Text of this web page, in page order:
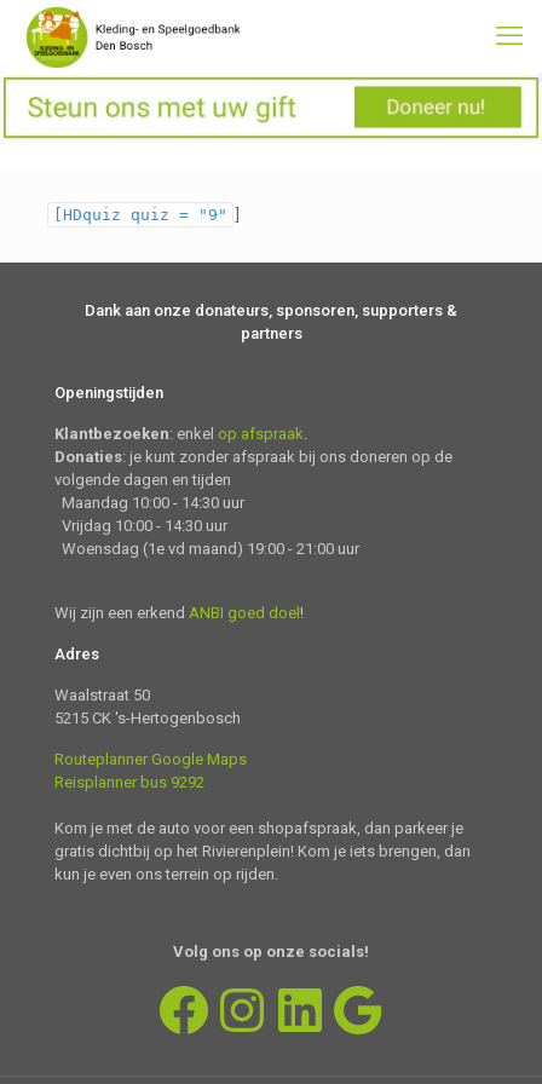
[HDquiz quiz = "9"
Dank aan onze donateurs, sponsoren, supporters &
partners
Openingstijden
Klantbezoeken: enkel op afspraak.
Donaties: je kunt zonder afspraak bij ons doneren op de
volgende dagen en tijden
Maandag 10:00 - 14:30 uur
Vrijdag 10:00 - 14:30 uur
Woensdag (1e vd maand) 19:00 - 21:00 uur
Wij zijn een erkend ANBI goed doel !
Adres
Waalstraat 50
5215 CK 's-Hertogenbosch
Routeplanner Google Maps
Reisplanner bus 9292
Kom je met de auto voor een shopafspraak, dan parkeer je
gratis dichtbij op het Rivierenplein! Kom je iets brengen, dan
kun je even ons terrein op rijden.
Volg ons op onze social s!
Facebook Instagram LinkedIn Google